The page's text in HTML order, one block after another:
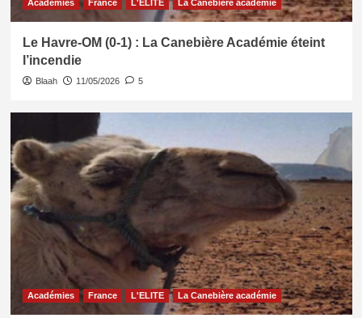
Académies France L'ELITE La Canebière académie
Le Havre-OM (0-1) : La Canebière Académie éteint
l’incendie
Blaah 11/05/2026 5
Académies France L'ELITE La Canebière académie